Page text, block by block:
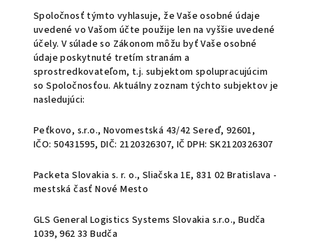
Spoločnosť týmto vyhlasuje, že Vaše osobné údaje
uvedené vo Vašom účte použije len na vyššie uvedené
účely. V súlade so Zákonom môžu byť Vaše osobné
údaje poskytnuté tretím stranám a
sprostredkovateľom, t.j. subjektom spolupracujúcim
so Spoločnosťou. Aktuálny zoznam týchto subjektov je
nasledujúci:
Peťkovo, s.r.o., Novomestská 43/42 Sereď, 92601,
IČO: 50431595, DIČ: 2120326307, IČ DPH: SK2120326307
Packeta Slovakia s. r. o., Sliačska 1E, 831 02 Bratislava -
mestská časť Nové Mesto
GLS General Logistics Systems Slovakia s.r.o., Budča
1039, 962 33 Budča